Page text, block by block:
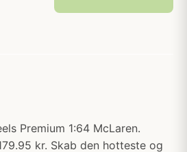
Premium 1:64 McLaren.
kr. Skab den hotteste og